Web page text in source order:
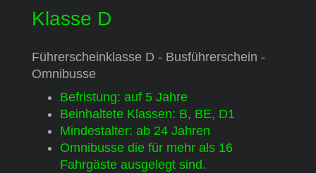
Klasse D
Führerscheinklasse D - Busführerschein -
Omnibusse
Befristung: auf 5 Jahre
Beinhaltete Klassen: B, BE, D1
Mindestalter: ab 24 Jahren
Omnibusse die für mehr als 16
Fahrgäste ausgelegt sind.